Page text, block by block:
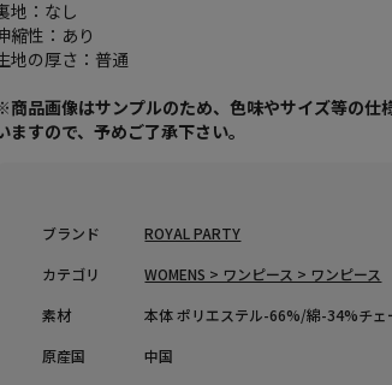
地：なし
縮性：あり
地の厚さ：普通
商品画像はサンプルのため、色味やサイズ等の仕
ますので、予めご了承下さい。
ブランド
ROYAL PARTY
カテゴリ
WOMENS > ワンピース > ワンピース
素材
本体 ポリエステル-66%/綿-34%チェ
原産国
中国